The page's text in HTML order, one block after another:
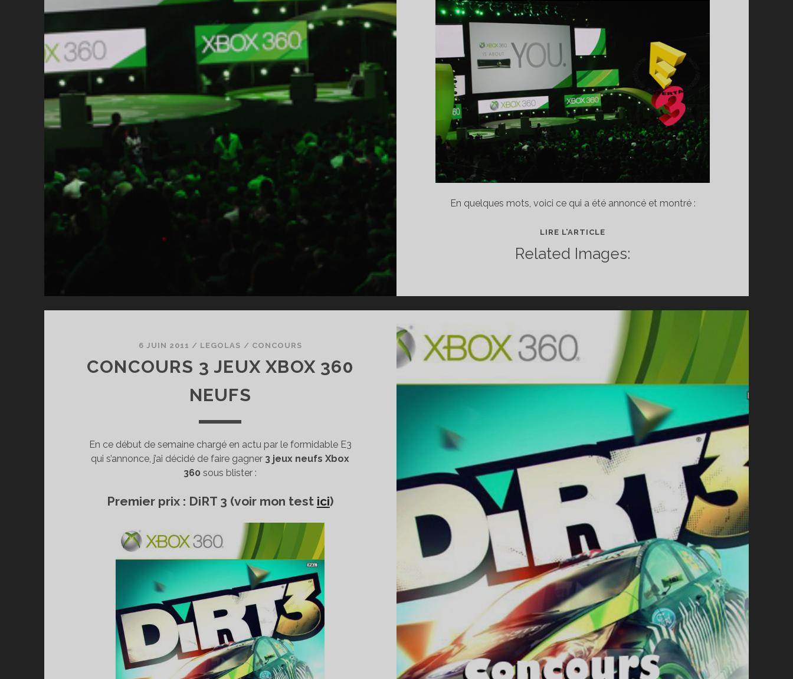
En quelques mots, voici ce qui a été annoncé et montré :
LIRE L’ARTICLE
LA
VIDÉOS)
Related Images:
6 JUIN 2011 / LEGOLAS / CONCOURS
CONCOURS 3 JEUX XBOX 360
NEUFS
En ce début de semaine chargé en actu par le formidable E3
qui s’annonce, j’ai décidé de faire gagner 3 jeux neufs Xbox
360 sous blister :
Premier prix : DiRT 3 (voir mon test ici)